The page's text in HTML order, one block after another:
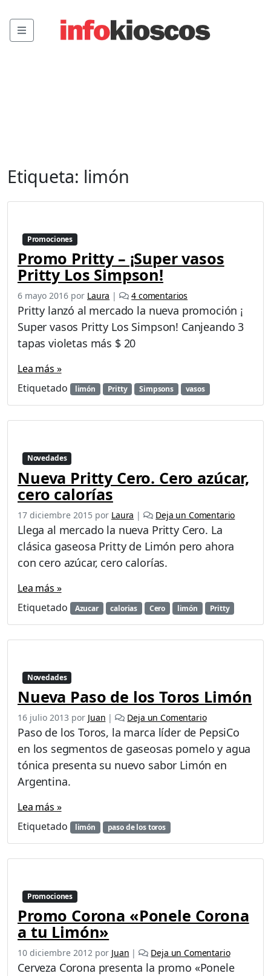
Menu
Etiqueta: limón
Promociones
Promo Pritty – ¡Super vasos
Pritty Los Simpson!
6 mayo 2016 por Laura | 4 comentarios
n
r
P
r
i
t
S
p
e
r
v
s
P
r
i
o
s
S
i
m
p
Pritty lanzó al mercado la nueva promoción ¡
Super vasos Pritty Los Simpson! Canjeando 3
tapas violetas más $ 20
Lea más »
Etiquetado
limón Pritty Simpsons vasos
Novedades
Nueva Pritty Cero. Cero azúcar,
cero calorías
17 diciembre 2015 por Laura | Deja un Comentario
Llega al mercado la nueva Pritty Cero. La
clásica gaseosa Pritty de Limón pero ahora
con cero azúcar, cero calorías.
Lea más »
Etiquetado
Azucar calorias Cero limón Pritty
Novedades
Nueva Paso de los Toros Limón
16 julio 2013 por Juan | Deja un Comentario
Paso de los Toros, la marca líder de PepsiCo
en los segmentos de gaseosas pomelo y agua
tónica presenta su nuevo sabor Limón en
Argentina.
Lea más »
Etiquetado
limón paso de los toros
Promociones
Promo Corona «Ponele Corona
a tu Limón»
10 diciembre 2012 por Juan | Deja un Comentario
Cerveza Corona presenta la promo «Ponele